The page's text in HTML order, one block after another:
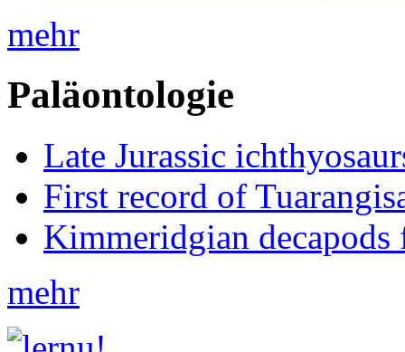
mehr
Paläontologie
Late Jurassic
First record of
Kimmeridgian
mehr